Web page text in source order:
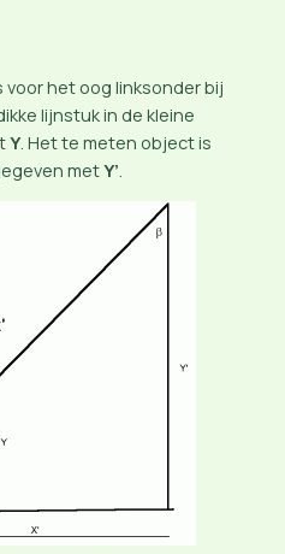
het oog linksonder bij
lijnstuk in de kleine
Y. Het te meten object is
metY’.